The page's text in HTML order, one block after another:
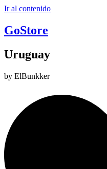
Ir al contenido
GoStore
Uruguay
by ElBunkker